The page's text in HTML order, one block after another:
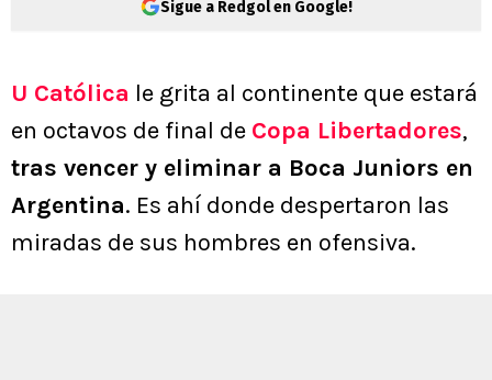
Sigue a Redgol en Google!
U Católica le grita al continente que estará
en octavos de final de Copa Libertadores,
tras vencer y eliminar a Boca Juniors en
Argentina. Es ahí donde despertaron las
miradas de sus hombres en ofensiva.